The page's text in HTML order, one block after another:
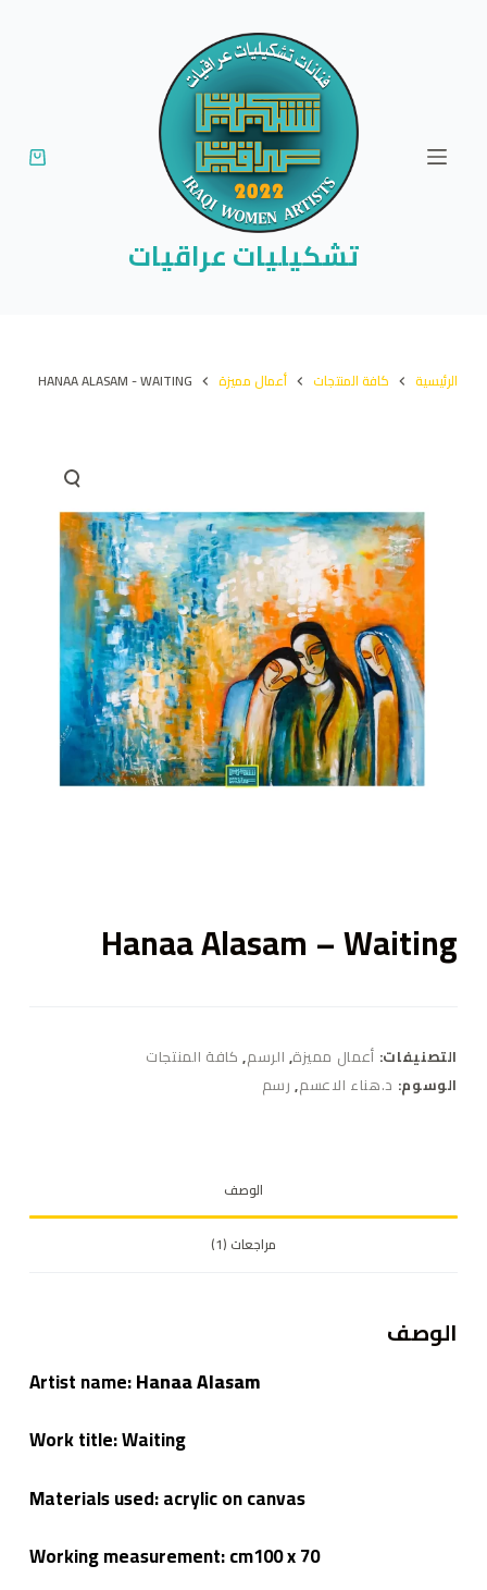
تشكيليات عراقيات
الرئيسية كافة المنتجات أعمال مميزة HANAA ALASAM - WAITING
Hanaa Alasam – Waiting
التصنيفات: أعمال مميزة, الرسم, كافة المنتجات
الوسوم: د.هناء الاعسم, رسم
الوصف
مراجعات (1)
الوصف
Artist name:Hanaa Alasam
Work title: Waiting
Materials used: acrylic on canvas
Working measurement: cm100 x 70